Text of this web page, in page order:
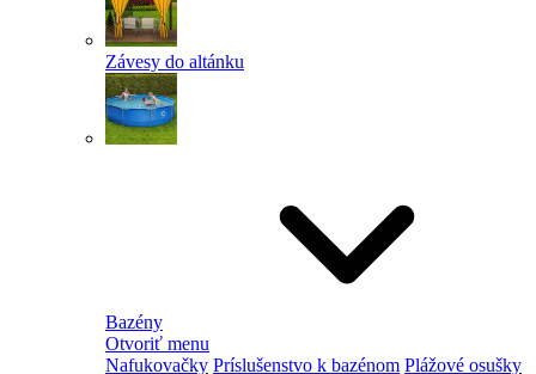
Závesy do altánku
Bazény
Otvoriť menu
Nafukovačky Príslušenstvo k bazénom Plážové osušky